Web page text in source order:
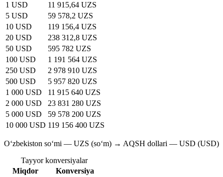
1 USD
11 915,64 UZS
5 USD
59 578,2 UZS
10 USD
119 156,4 UZS
20 USD
238 312,8 UZS
50 USD
595 782 UZS
100 USD
1 191 564 UZS
250 USD
2 978 910 UZS
500 USD
5 957 820 UZS
1 000 USD
11 915 640 UZS
2 000 USD
23 831 280 UZS
5 000 USD
59 578 200 UZS
10 000 USD 119 156 400 UZS
O‘zbekiston so‘mi — UZS (soʻm) → AQSH dollari — USD (USD)
Tayyor konversiyalar
Miqdor
Konversiya